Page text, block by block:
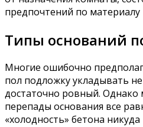
предпочтений по
Типы оснований
Многие ошибочно
пол подложку укладывать
достаточно ровный. Однако
перепады основания все
«холодность» бетона никуда